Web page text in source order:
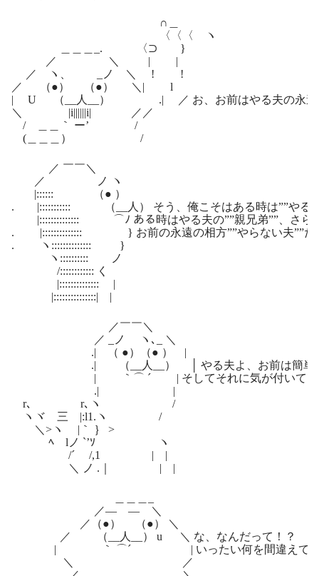
∩＿
〈〈〈 ヽ
＿＿＿_. 〈⊃ }
／ ＼ | |
／ ヽ、 _ノ ＼ ! !
／ （●） （●） ＼| l
| U （__人__） .| ／ お、お前はやる夫の永遠の相
＼ |i||||||i| ／／
/ ＿＿｀ ー’ /
(＿＿＿） /
／ ￣￣＼
／ ノ ヽ
|:::::: （● ）
. |::::::::::: （__人） そう、俺こそはある時は””やる夫
|:::::::::::::: ⌒ﾉ ある時はやる夫の””親兄弟””、さらに
. |:::::::::::::: } お前の永遠の相方””やらない夫””だ
. ヽ:::::::::::::: }
ヽ:::::::::: ノ
/:::::::::::: く
|:::::::::::::: |
|:::::::::::::::| |
／￣￣＼
／ _ノ ヽ､_ ＼
.| （ ●）（● ） |
.| （__人__） │ やる夫よ、お前は簡単な間
| ｀⌒ ´ | そしてそれに気が付いていな
.| |
r､ r､ヽ /
ヽヾ 三 |:l1.ヽ /
＼>ヽ |｀ ｝ >
ﾍ lノ `’ｿ ヽ
/´ /,1 | |
＼ ノ .｜ | |
／― ― ＼
／（●） （●） ＼
／ （__人__） u ＼ な、なんだって！？
| ｀ ⌒´ | いったい何を間違えているっ
＼ ／